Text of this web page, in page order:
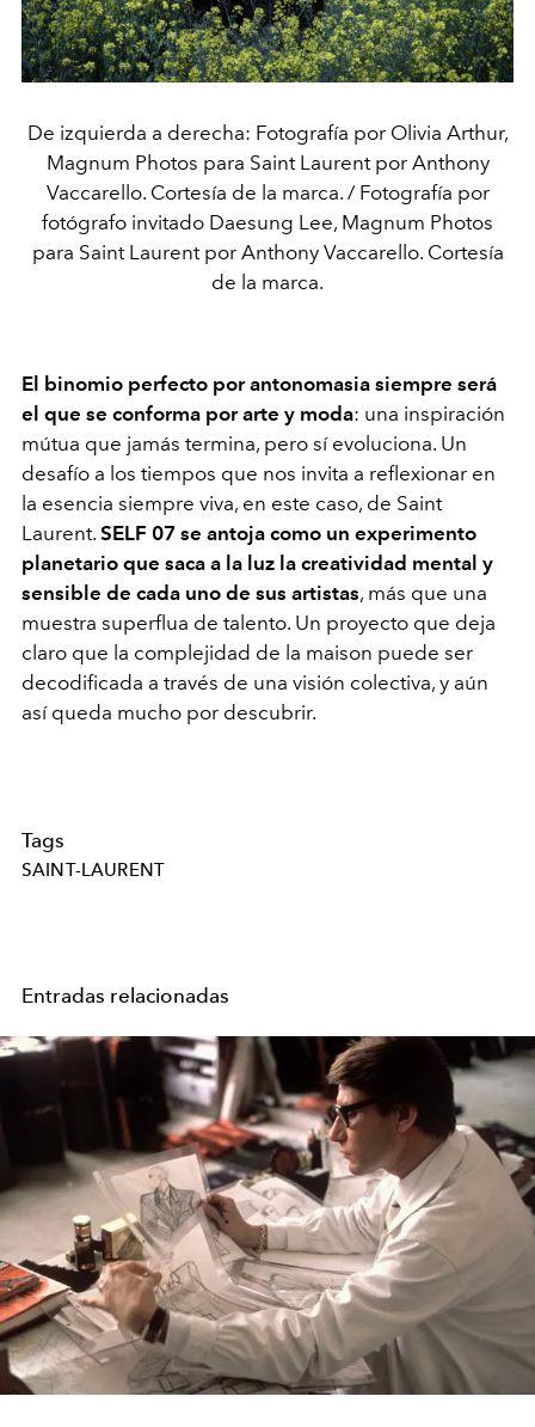
De izquierda a derecha: Fotografía por Olivia Arthur,
Magnum Photos para Saint Laurent por Anthony
Vaccarello. Cortesía de la marca. / Fotografía por
fotógrafo invitado Daesung Lee, Magnum Photos
para Saint Laurent por Anthony Vaccarello. Cortesía
de la marca.
El binomio perfecto por antonomasia siempre será
el que se conforma por arte y moda: una inspiración
mútua que jamás termina, pero sí evoluciona. Un
desafío a los tiempos que nos invita a reflexionar en
la esencia siempre viva, en este caso, de Saint
Laurent. SELF 07 se antoja como un experimento
planetario que saca a la luz la creatividad mental y
sensible de cada uno de sus artistas, más que una
muestra superflua de talento. Un proyecto que deja
claro que la complejidad de la maison puede ser
decodificada a través de una visión colectiva, y aún
así queda mucho por descubrir.
Tags
SAINT-LAURENT
Entradas relacionadas